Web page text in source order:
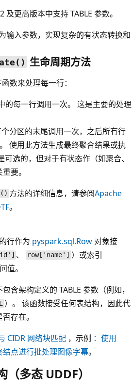
更高版本中支持 TABLE 参数。
输入参数，实现复杂的有状态转换和
生命周期方法
数来处理每一行：
的每一行调用一次。 这是主要的处理
个分区的末尾调用一次，之后所有行
使用此方法生成最终聚合结果或执
选的，但对于有状态作（如聚合、
要。
方法的详细信息，请参阅Apache
。
行作为 pyspark.sql.Row 对象接
、 row['name'] ）或索引
值。
包含架构定义的 TABLE 参数（例如，
）。 该函数接受任何表结构，因此代
存在。
CIDR 网络块匹配 ，示例 ：使用
点进行批处理图像字幕。
多态 UDDF）